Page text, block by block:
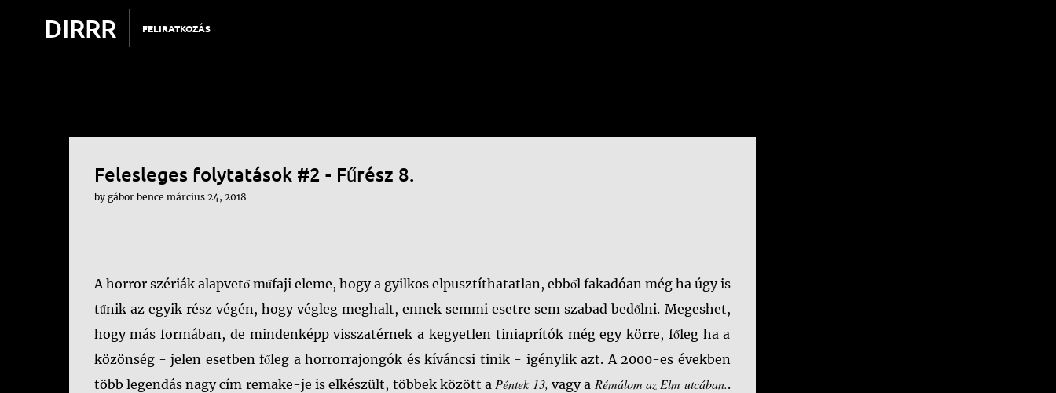
DIRRR FELIRATKOZÁS
Felesleges folytatások #2 - Fűrész 8.
by gábor bence március 24, 2018
A horror szériák alapvető műfaji eleme, hogy a gyilkos elpusztíthatatlan, ebből fakadóan még ha úgy is
tűnik az egyik rész végén, hogy végleg meghalt, ennek semmi esetre sem szabad bedőlni. Megeshet,
hogy más formában, de mindenképp visszatérnek a kegyetlen tiniaprítók még egy körre, főleg ha a
közönség - jelen esetben főleg a horrorrajongók és kíváncsi tinik - igénylik azt. A 2000-es években
több legendás nagy cím remake-je is elkészült, többek között aPéntek 13, vagy a Rémálom az Elm utcában..